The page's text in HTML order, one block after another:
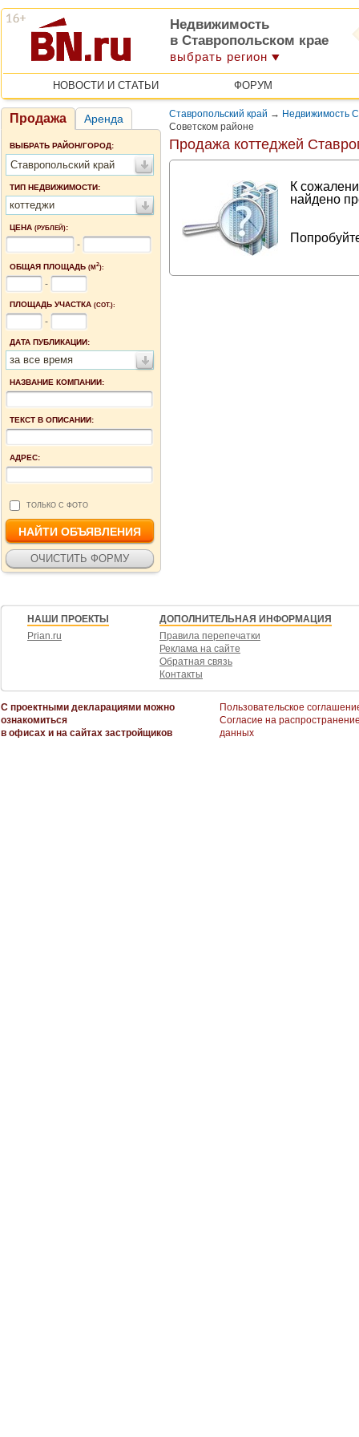
Недвижимость
в Ставропольском крае
выбрать регион
НОВОСТИ И СТАТЬИ ФОРУМ
Продажа Аренда
ВЫБРАТЬ РАЙОН/ГОРОД:
Ставропольский край
ТИП НЕДВИЖИМОСТИ:
коттеджи
ЦЕНА (РУБЛЕЙ):
-
ОБЩАЯ ПЛОЩАДЬ (М2):
-
ПЛОЩАДЬ УЧАСТКА (СОТ.):
-
ДАТА ПУБЛИКАЦИИ:
за все время
НАЗВАНИЕ КОМПАНИИ:
ТЕКСТ В ОПИСАНИИ:
АДРЕС:
ТОЛЬКО С ФОТО
Ставропольский край → Недвижимость
Советском районе
Продажа коттеджей
К
найдено
НАШИ ПРОЕКТЫ
Prian.ru
ДОПОЛНИТЕЛЬНАЯ ИНФОРМАЦИЯ
Правила перепечатки
Реклама на сайте
Обратная связь
Контакты
С проектными декларациями можно
ознакомиться
в офисах и на сайтах застройщиков
Пользовательское
Согласие на
данных